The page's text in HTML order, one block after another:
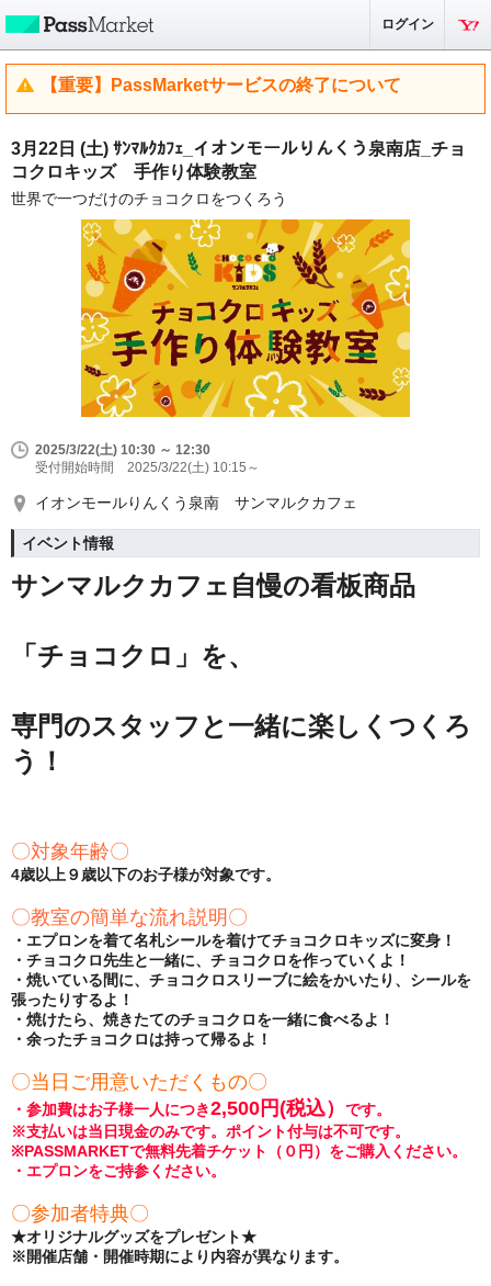
ログイン
【重要】PassMarketサービスの終了について
3月22日 (土) ｻﾝﾏﾙｸｶﾌｪ_イオンモールりんくう泉南店_チョ
コクロキッズ 手作り体験教室
世界で一つだけのチョコクロをつくろう
2025/3/22(土) 10:30 ～ 12:30
受付開始時間 2025/3/22(土) 10:15～
イオンモールりんくう泉南 サンマルクカフェ
イベント情報
サンマルクカフェ自慢の看板商品
「チョコクロ」を、
専門のスタッフと一緒に楽しくつくろ
う！
〇対象年齢〇
4歳以上９歳以下のお子様が対象です。
〇教室の簡単な流れ説明〇
・エプロンを着て名札シールを着けてチョコクロキッズに変身！
・チョコクロ先生と一緒に、チョコクロを作っていくよ！
・焼いている間に、チョコクロスリーブに絵をかいたり、シールを
張ったりするよ！
・焼けたら、焼きたてのチョコクロを一緒に食べるよ！
・余ったチョコクロは持って帰るよ！
〇当日ご用意いただくもの〇
・参加費はお子様一人につき2,500円(税込）
です。
※支払いは当日現金のみです。ポイント付与は不可です。
※PASSMARKETで無料先着チケット（０円）をご購入ください。
・エプロンをご持参ください。
〇参加者特典〇
★オリジナルグッズをプレゼント★
※開催店舗・開催時期により内容が異なります。